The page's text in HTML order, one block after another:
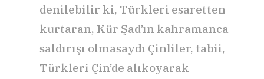
denilebilir ki, Türkleri esaretten
kurtaran, Kür Şad’ın kahramanca
saldırışı olmasaydı Çinliler, tabii,
Türkleri Çin’de alıkoyarak